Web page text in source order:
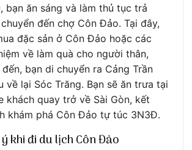
bạn ăn sáng và làm thủ tục trả
đến chợ Côn Đảo. Tại đây,
đặc sản ở Côn Đảo hoặc các
về làm quà cho người thân,
bạn di chuyển ra Cảng Trần
về lại Sóc Trăng. Bạn sẽ ăn trưa tại
khách quay trở về Sài Gòn, kết
khám phá Côn Đảo tự túc 3N3Đ.
khi đi du lịch Côn Đảo